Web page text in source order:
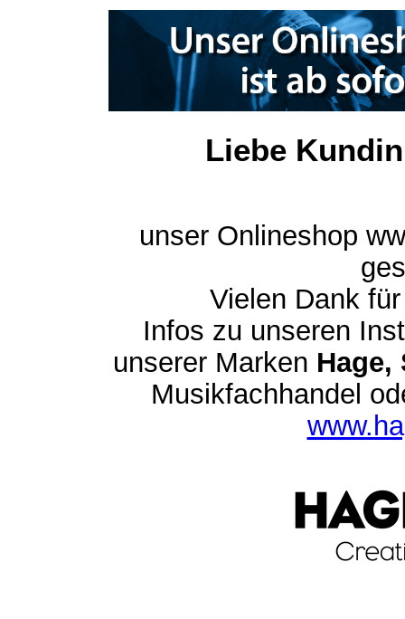
Liebe
unser Onlineshop
Vielen Dank
Infos zu unseren
unserer Marken Hage,
Musikfachhandel